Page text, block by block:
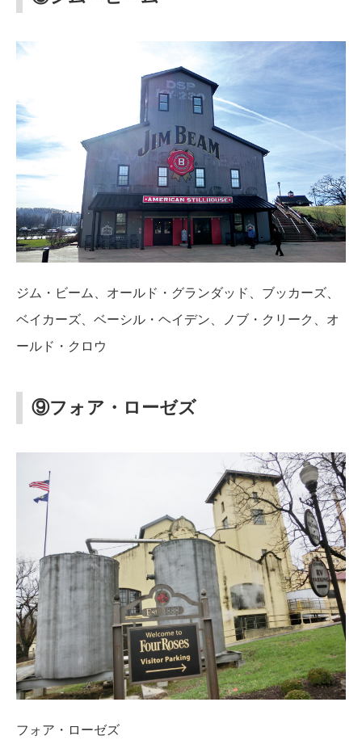
ジム・ビーム、オールド・グランダッド、ブッカーズ、
ベイカーズ、ベーシル・ヘイデン、ノブ・クリーク、オ
ールド・クロウ
⑨フォア・ローゼズ
フォア・ローゼズ